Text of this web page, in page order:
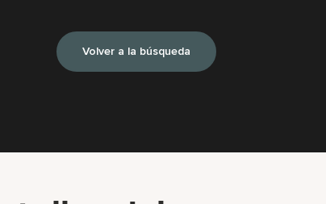
Volver a la búsqueda